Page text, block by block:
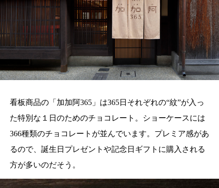
看板商品の「加加阿365」は365日それぞれの“紋”が入っ
た特別な１日のためのチョコレート。ショーケースには
366種類のチョコレートが並んでいます。プレミア感があ
るので、誕生日プレゼントや記念日ギフトに購入される
方が多いのだそう。